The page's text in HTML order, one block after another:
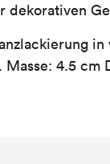
dekorativen
Masse: 4.5 cm